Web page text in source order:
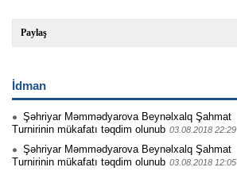
Paylaş
İdman
Şəhriyar Məmmədyarova Beynəlxalq Şahmat
Turnirinin mükafatı təqdim olunub 03.08.2018 22:29
Şəhriyar Məmmədyarova Beynəlxalq Şahmat
Turnirinin mükafatı təqdim olunub 03.08.2018 12:05